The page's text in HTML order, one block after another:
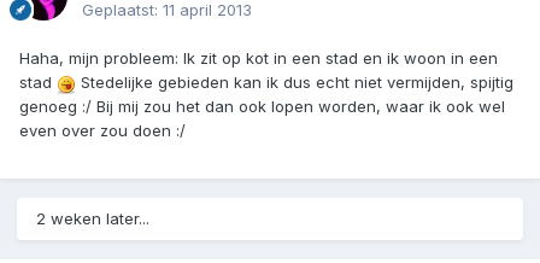
Geplaatst: 11 april 2013
Haha, mijn probleem: Ik zit op kot in een stad en ik woon in een
stad
Stedelijke gebieden kan ik dus echt niet vermijden, spijtig
genoeg :/ Bij mij zou het dan ook lopen worden, waar ik ook wel
even over zou doen :/
2 weken later...